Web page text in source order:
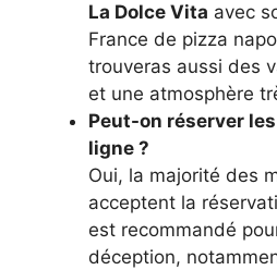
La Dolce Vita avec
France de pizza
trouveras aussi des
et une atmosphère
Peut-on réserver
ligne ?
Oui, la majorité des
acceptent la
est recommandé
déception,